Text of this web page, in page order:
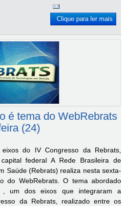
Clique para ler mais
é tema do WebRebrats
(24)
do IV Congresso da Rebrats,
federal A Rede Brasileira de
Saúde (Rebrats) realiza nesta sexta-
do WebRebrats. O tema abordado
, um dos eixos que integraram a
da Rebrats, realizado entre os